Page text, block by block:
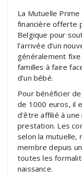
La Mutuelle
financière offerte
Belgique pour
l’arrivée d’un
généralement
familles à faire
d’un bébé.
Pour bénéficier
de 1000 euros, il
d’être affilié à
prestation. Les
selon la mutuelle,
membre depuis
toutes les
naissance.